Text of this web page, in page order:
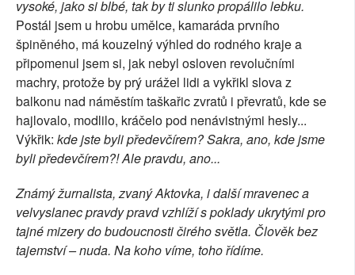
vysoké, jako si blbé, tak by ti slunko propálilo lebku.
Postál jsem u hrobu umělce, kamaráda prvního
špiněného, má kouzelný výhled do rodného kraje a
připomenul jsem si, jak nebyl osloven revolučními
machry, protože by prý urážel lidi a vykřikl slova z
balkonu nad náměstím taškařic zvratů i převratů, kde se
hajlovalo, modlilo, kráčelo pod nenávistnými hesly...
Výkřik: kde jste byli předevčírem?Sakra, ano, kde jsme
byli předevčírem?! Ale pravdu, ano...
Známý žurnalista, zvaný Aktovka, i další mravenec a
velvyslanec pravdy pravd vzhlíží s poklady ukrytými pro
tajné mizery do budoucnosti čirého světla. Člověk bez
tajemství – nuda. Na koho víme, toho řídíme.